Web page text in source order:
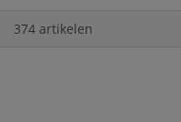
374 artikelen